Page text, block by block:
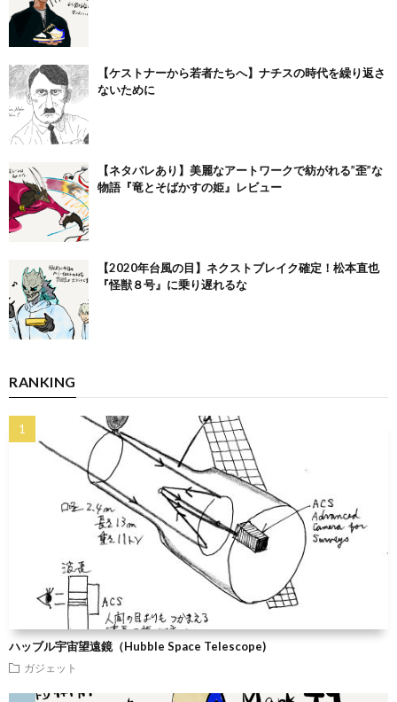
【ケストナーから若者たちへ】ナチスの時代を繰り返さ
ないために
【ネタバレあり】美麗なアートワークで紡がれる”歪”な
物語『竜とそばかすの姫』レビュー
【2020年台風の目】ネクストブレイク確定！松本直也
『怪獣８号』に乗り遅れるな
RANKING
ハッブル宇宙望遠鏡（Hubble Space Telescope)
ガジェット